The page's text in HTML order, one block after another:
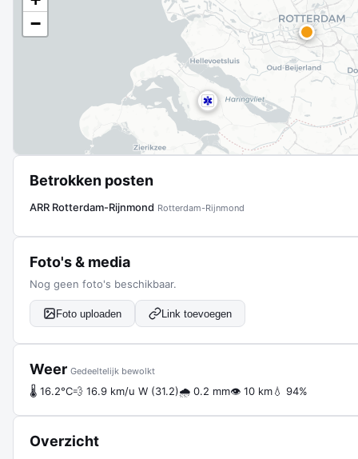
−
Betrokken posten
ARR Rotterdam-Rijnmond Rotterdam-Rijnmond
Foto's & media
Nog geen foto's beschikbaar.
Foto uploaden Link toevoegen
Weer Gedeeltelijk bewolkt
🌡 16.2°C💨 16.9 km/u W (31.2)🌧 0.2 mm👁 10 km💧 94%
Overzicht